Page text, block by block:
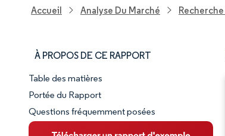
Accueil Analyse Du Marché Recherche
À PROPOS DE CE RAPPORT
Aperçu du marché
VUE D’ENSEMBLE DU MARCHÉ
Table des matières
Portée du Rapport
Questions fréquemment posées